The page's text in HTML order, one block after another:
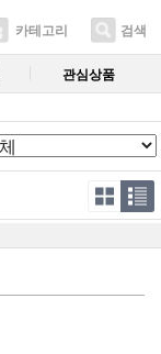
카테고리 검색
관심상품